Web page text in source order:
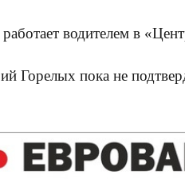
водителем в
Горелых пока не